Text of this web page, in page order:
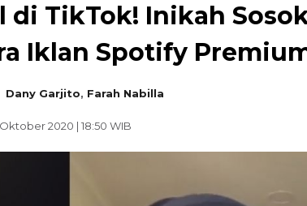
di TikTok! Inikah
Iklan Spotify
Dany Garjito, Farah Nabilla
2020 | 18:50 WIB